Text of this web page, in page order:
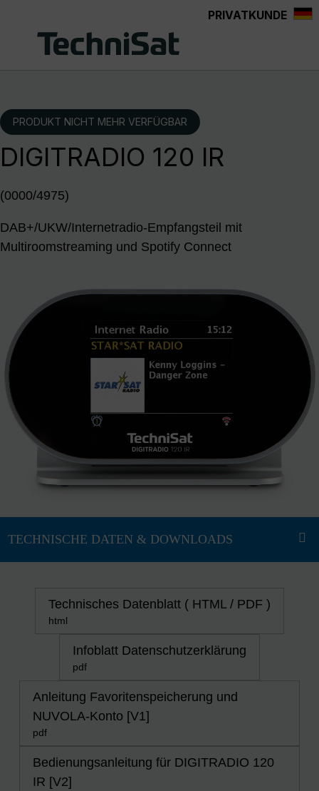
PRIVATKUNDE
PRODUKT NICHT MEHR VERFÜGBAR
DIGITRADIO 120 IR
(0000/4975)
DAB+/UKW/Internetradio-Empfangsteil mit
Multiroomstreaming und Spotify Connect
Technisches Datenblatt ( HTML / PDF )
html
Infoblatt Datenschutzerklärung
pdf
Anleitung Favoritenspeicherung und
NUVOLA-Konto [V1]
pdf
Bedienungsanleitung für DIGITRADIO 120
IR [V2]